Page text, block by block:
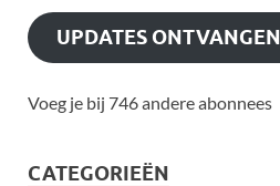
UPDATES ONTVANGEN
Voeg je bij 746 andere abonnees
CATEGORIEËN